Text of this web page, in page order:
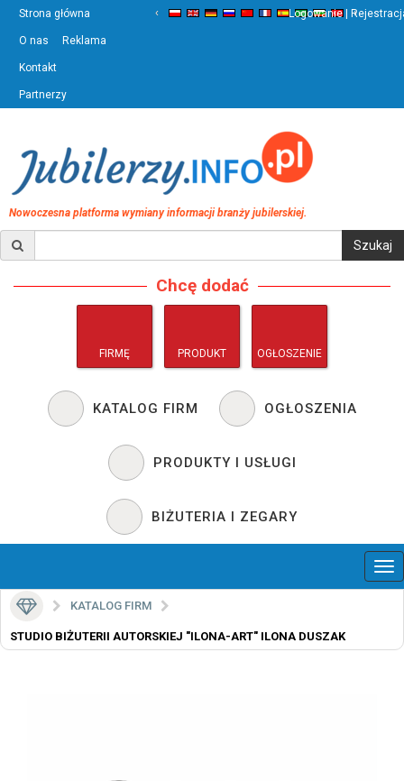
Strona główna
O nas Reklama
Kontakt
Partnerzy
‹ ›
Logowanie |
Nowoczesna platforma wymiany informacji branży jubilerskiej.
Chcę dodać
FIRMĘ PRODUKT OGŁOSZENIE
KATALOG FIRM OGŁOSZENIA
PRODUKTY I USŁUGI
BIŻUTERIA I ZEGARY
KATALOG FIRM
STUDIO BIŻUTERII AUTORSKIEJ "ILONA-ART" ILONA DUSZAK